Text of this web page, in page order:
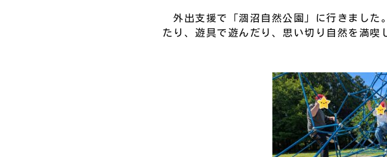
外出支援で「涸沼自然公園」に行きました
たり、遊具で遊んだり、思い切り自然を満喫